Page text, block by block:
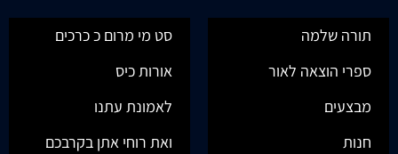
תורה שלמה
ספרי הוצאה לאור
מבצעים
חנות
סט מי מרום כ כרכים
אורות כיס
לאמונת עתנו
ואת רוחי אתן בקרבכם